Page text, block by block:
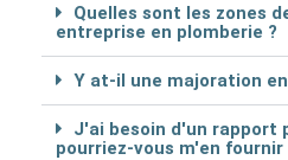
Quelles sont les zones
entreprise en plomberie ?
Y at-il une majoration
J'ai besoin d'un rapport
pourriez-vous m'en fournir